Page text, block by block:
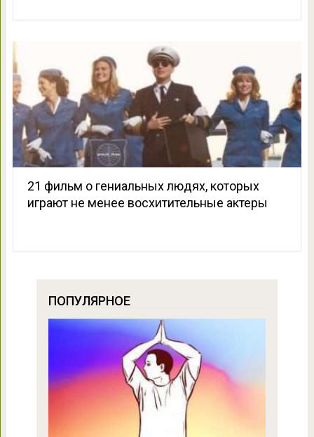
21 фильм о гениальных людях, которых
играют не менее восхитительные актеры
ПОПУЛЯРНОЕ